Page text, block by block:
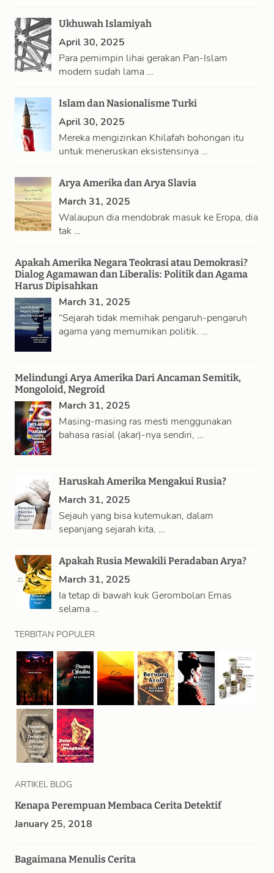
Ukhuwah Islamiyah
April 30, 2025
Para pemimpin lihai gerakan Pan-Islam
modern sudah lama …
Islam dan Nasionalisme Turki
April 30, 2025
Mereka mengizinkan Khilafah bohongan itu
untuk meneruskan eksistensinya …
Arya Amerika dan Arya Slavia
March 31, 2025
Walaupun dia mendobrak masuk ke Eropa, dia
tak …
Apakah Amerika Negara Teokrasi atau Demokrasi?
Dialog Agamawan dan Liberalis: Politik dan Agama
Harus Dipisahkan
March 31, 2025
“Sejarah tidak memihak pengaruh-pengaruh
agama yang memurnikan politik. …
Melindungi Arya Amerika Dari Ancaman Semitik,
Mongoloid, Negroid
March 31, 2025
Masing-masing ras mesti menggunakan
bahasa rasial (akar)-nya sendiri, …
Haruskah Amerika Mengakui Rusia?
March 31, 2025
Sejauh yang bisa kutemukan, dalam
sepanjang sejarah kita, …
Apakah Rusia Mewakili Peradaban Arya?
March 31, 2025
Ia tetap di bawah kuk Gerombolan Emas
selama …
TERBITAN POPULER
ARTIKEL BLOG
Kenapa Perempuan Membaca Cerita Detektif
January 25, 2018
Bagaimana Menulis Cerita